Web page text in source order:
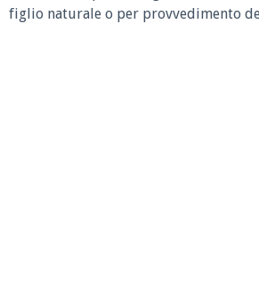
figlio naturale o per provvedimento